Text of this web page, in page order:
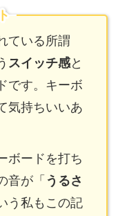
ている所謂
スイッチ感と
です。キーボ
気持ちいいあ
ボードを打ち
音が「 うるさ
う私もこの記